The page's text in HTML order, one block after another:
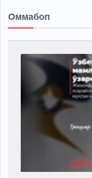
Оммабоп